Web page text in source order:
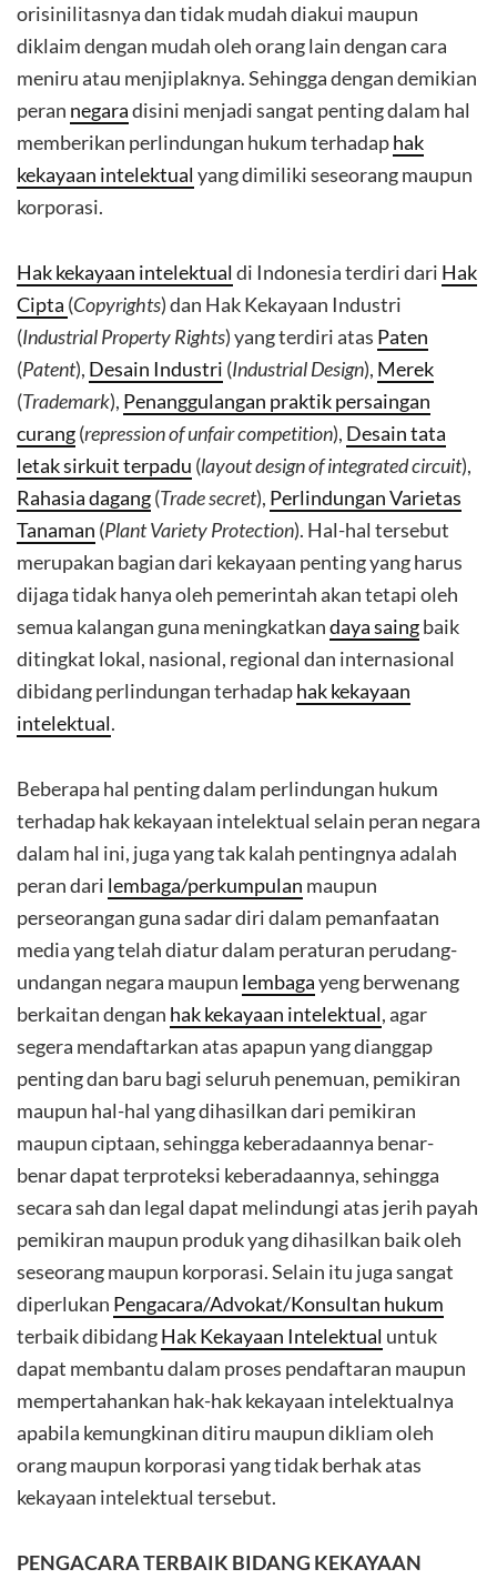
orisinilitasnya dan tidak mudah diakui maupun
diklaim dengan mudah oleh orang lain dengan cara
meniru atau menjiplaknya. Sehingga dengan demikian
peran negaradisini menjadi sangat penting dalam hal
memberikan perlindungan hukum terhadaphak
kekayaan intelektual yang dimiliki seseorang maupun
korporasi.
Hak kekayaan intelektual di Indonesia terdiri dari Hak
Cipta (Copyrights) dan Hak Kekayaan Industri
(Industrial Property Rights) yang terdiri atas Paten
(Patent), Desain Industri (Industrial Design), Merek
(Trademark), Penanggulangan praktik persaingan
curang(repression of unfair competition), Desain tata
letak sirkuit terpadu (layout design of integrated circuit),
Rahasia dagang(Trade secret), Perlindungan Varietas
Tanaman (Plant Variety Protection). Hal-hal tersebut
merupakan bagian dari kekayaan penting yang harus
dijaga tidak hanya oleh pemerintah akan tetapi oleh
semua kalangan guna meningkatkandaya saingbaik
ditingkat lokal, nasional, regional dan internasional
dibidang perlindungan terhadaphak kekayaan
intelektual.
Beberapa hal penting dalam perlindungan hukum
terhadap hak kekayaan intelektual selain peran negara
dalam hal ini, juga yang tak kalah pentingnya adalah
peran dari lembaga/perkumpulan maupun
perseorangan guna sadar diri dalam pemanfaatan
media yang telah diatur dalam peraturan perudang-
undangan negara maupun lembagayeng berwenang
berkaitan dengan hak kekayaan intelektual, agar
segera mendaftarkan atas apapun yang dianggap
penting dan baru bagi seluruh penemuan, pemikiran
maupun hal-hal yang dihasilkan dari pemikiran
maupun ciptaan, sehingga keberadaannya benar-
benar dapat terproteksi keberadaannya, sehingga
secara sah dan legal dapat melindungi atas jerih payah
pemikiran maupun produk yang dihasilkan baik oleh
seseorang maupun korporasi. Selain itu juga sangat
diperlukan Pengacara/Advokat/Konsultan hukum
terbaik dibidangHak Kekayaan Intelektual untuk
dapat membantu dalam proses pendaftaran maupun
mempertahankan hak-hak kekayaan intelektualnya
apabila kemungkinan ditiru maupun dikliam oleh
orang maupun korporasi yang tidak berhak atas
kekayaan intelektual tersebut.
PENGACARA TERBAIK BIDANG KEKAYAAN